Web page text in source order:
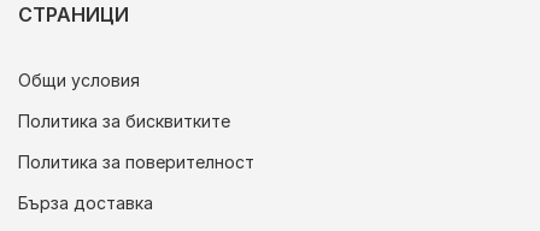
СТРАНИЦИ
Общи условия
Политика за бисквитките
Политика за поверителност
Бърза доставка